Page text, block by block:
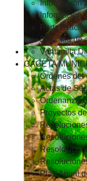
Información
Información
Portal
Solicitud de
Ventanilla
GACETA
Ordenes del
Actas de
Ordenanzas
Proyectos
Plan Anual